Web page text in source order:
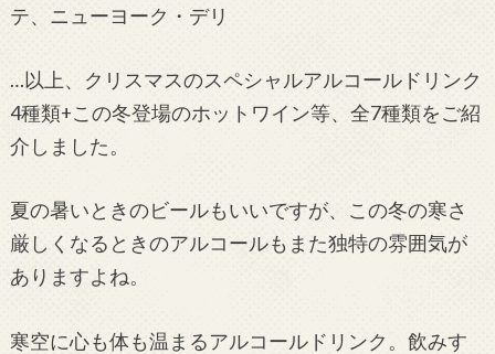
テ、ニューヨーク・デリ
…以上、クリスマスのスペシャルアルコールドリンク
4種類+この冬登場のホットワイン等、全7種類をご紹
介しました。
夏の暑いときのビールもいいですが、この冬の寒さ
厳しくなるときのアルコールもまた独特の雰囲気が
ありますよね。
寒空に心も体も温まるアルコールドリンク。飲みす